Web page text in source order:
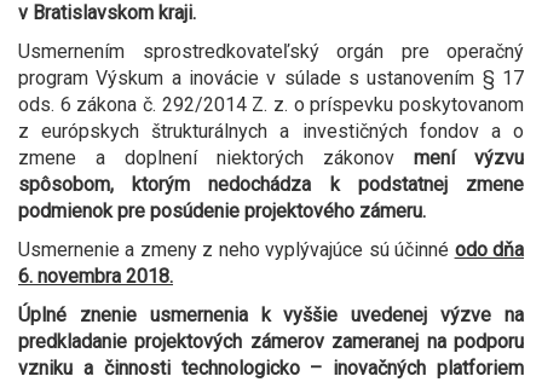
v Bratislavskom kraji.
Usmernením sprostredkovateľský orgán pre operačný
program Výskum a inovácie v súlade s ustanovením § 17
ods. 6 zákona č. 292/2014 Z. z. o príspevku poskytovanom
z európskych štrukturálnych a investičných fondov a o
zmene a doplnení niektorých zákonov mení výzvu
spôsobom, ktorým nedochádza k podstatnej zmene
podmienok pre posúdenie projektového zámeru.
Usmernenie a zmeny z neho vyplývajúce sú účinné odo dňa
6. novembra 2018.
Úplné znenie usmernenia k vyššie uvedenej výzve na
predkladanie projektových zámerov zameranej na podporu
vzniku a činnosti technologicko – inovačných platforiem